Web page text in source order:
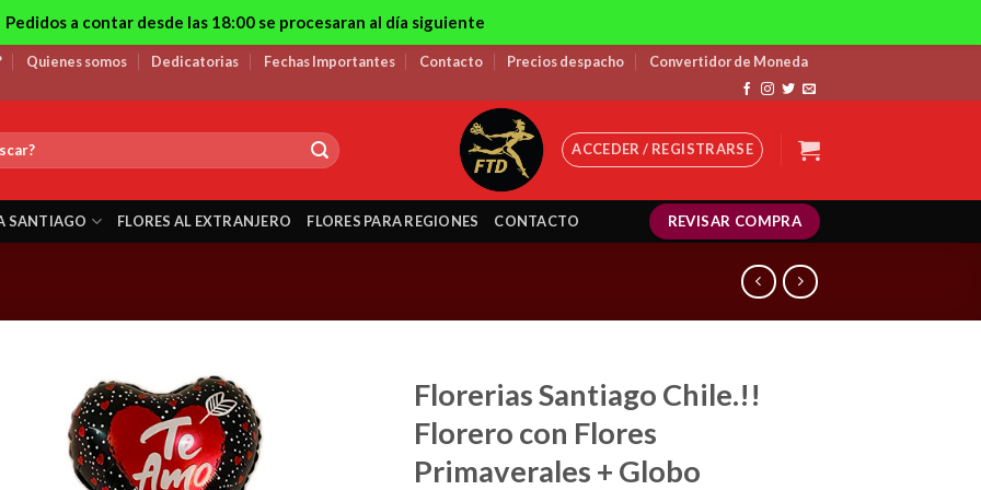
Quienes somos Dedicatorias Fechas Importantes Contacto Precios despacho Convertidor de Moneda
ACCEDER / REGISTRARSE
SANTIAGO FLORES AL EXTRANJERO FLORES PARA REGIONES CONTACTO REVISAR COMPRA
Florerias Santiago Chile.!!
Florero con Flores
Primaverales + Globo
Pedidos a contar desde las 18:00 se procesaran al día siguiente